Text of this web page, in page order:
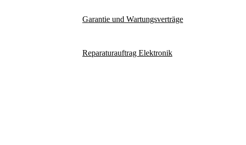
Garantie und Wartungsverträge
Reparaturauftrag Elektronik